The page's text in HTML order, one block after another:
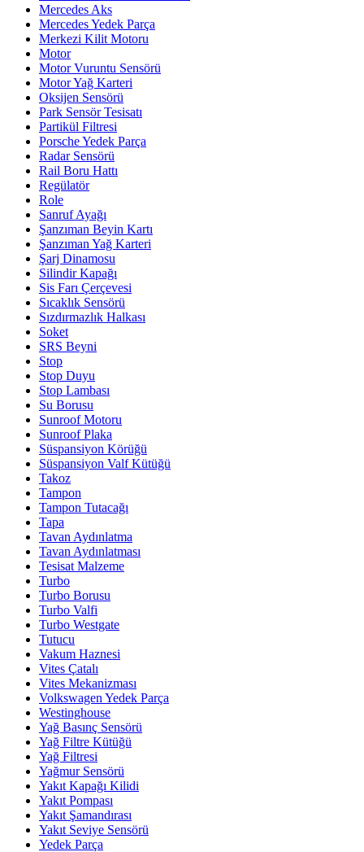
Mercedes Aks
Mercedes Yedek Parça
Merkezi Kilit Motoru
Motor
Motor Vuruntu Sensörü
Motor Yağ Karteri
Oksijen Sensörü
Park Sensör Tesisatı
Partikül Filtresi
Porsche Yedek Parça
Radar Sensörü
Rail Boru Hattı
Regülatör
Role
Sanruf Ayağı
Şanzıman Beyin Kartı
Şanzıman Yağ Karteri
Şarj Dinamosu
Silindir Kapağı
Sis Farı Çerçevesi
Sıcaklık Sensörü
Sızdırmazlık Halkası
Soket
SRS Beyni
Stop
Stop Duyu
Stop Lambası
Su Borusu
Sunroof Motoru
Sunroof Plaka
Süspansiyon Körüğü
Süspansiyon Valf Kütüğü
Takoz
Tampon
Tampon Tutacağı
Tapa
Tavan Aydınlatma
Tavan Aydınlatması
Tesisat Malzeme
Turbo
Turbo Borusu
Turbo Valfi
Turbo Westgate
Tutucu
Vakum Haznesi
Vites Çatalı
Vites Mekanizması
Volkswagen Yedek Parça
Westinghouse
Yağ Basınç Sensörü
Yağ Filtre Kütüğü
Yağ Filtresi
Yağmur Sensörü
Yakıt Kapağı Kilidi
Yakıt Pompası
Yakıt Şamandırası
Yakıt Seviye Sensörü
Yedek Parça